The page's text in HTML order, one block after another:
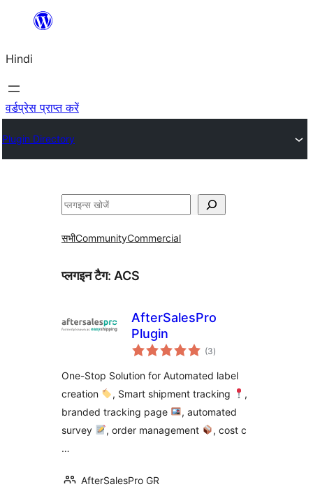
सामग्री
जाएं
Hindi
वर्डप्रेस प्राप्त करें
Plugin Directory
खोजें
सभीCommunityCommercial
प्लगइन टैग: ACS
AfterSalesPro
Plugin
(3कुल
दर)
One-Stop Solution for Automated label
creation
, Smart shipment tracking
,
branded tracking page
, automated
survey
, order management
, cost c
…
AfterSalesPro GR